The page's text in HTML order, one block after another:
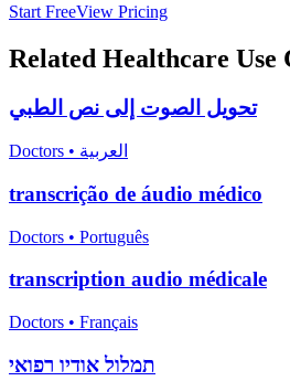
Start FreeView Pricing
Related Healthcare Use
تحويل الصوت إلى نص الطبي
Doctors • العربية
transcrição de áudio médico
Doctors • Português
transcription audio médicale
Doctors • Français
תמלול אודיו רפואי